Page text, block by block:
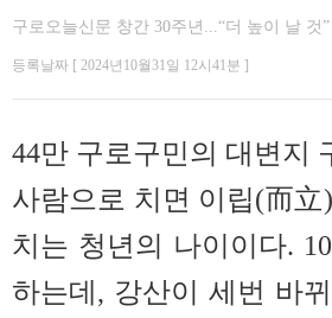
구로오늘신문 창간 30주년...“더 높이 날 것”
등록날짜 [ 2024년10월31일 12시41분 ]
44만 구로구민의 대변지
사람으로 치면 이립(而
치는 청년의 나이이다.
하는데, 강산이 세번 바